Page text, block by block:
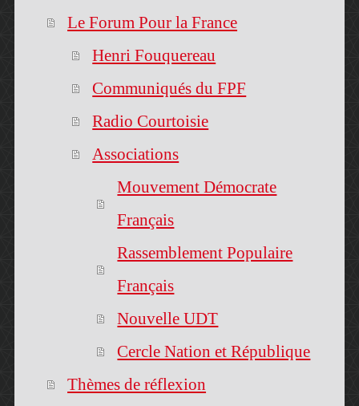
Le Forum Pour la France
Henri Fouquereau
Communiqués du FPF
Radio Courtoisie
Associations
Mouvement Démocrate
Français
Rassemblement Populaire
Français
Nouvelle UDT
Cercle Nation et République
Thèmes de réflexion